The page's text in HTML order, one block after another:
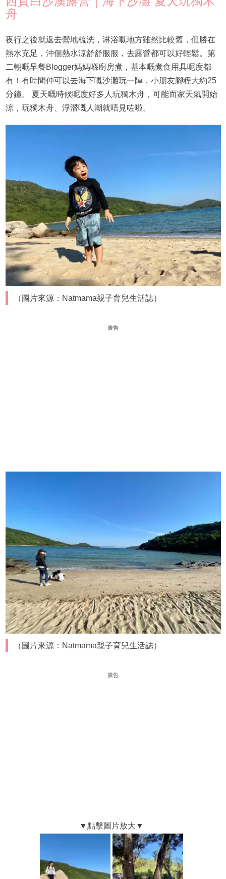
舟
夜行之後就返去營地梳洗，淋浴嘅地方雖然比較舊，但勝在
熱水充足，沖個熱水涼舒舒服服，去露營都可以好輕鬆。第
二朝嘅早餐Blogger媽媽喺廚房煮，基本嘅煮食用具呢度都
有！有時間仲可以去海下嘅沙灘玩一陣，小朋友腳程大約25
分鐘。 夏天嘅時候呢度好多人玩獨木舟，可能而家天氣開始
涼，玩獨木舟、浮潛嘅人潮就唔見咗啦。
（圖片來源：Natmama親子育兒生活誌）
廣告
（圖片來源：Natmama親子育兒生活誌）
廣告